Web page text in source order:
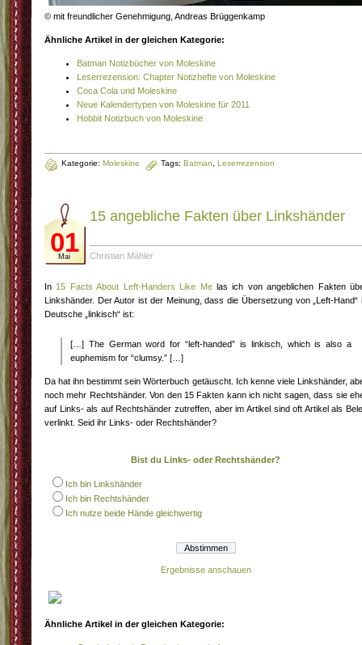
© mit freundlicher Genehmigung, Andreas Brüggenkamp
Ähnliche Artikel in der gleichen Kategorie:
Batman Notizbücher von Moleskine
Leserrezension: Chapter Notizhefte von Moleskine
Coca Cola und Moleskine
Neue Kalendertypen von Moleskine für 2011
Hobbit Notizbuch von Moleskine
Kategorie: Moleskine Tags: Batman Leserrezension
01
Mai
15 angebliche Fakten über Linkshänder
Christian Mähler
In 15 Facts About Left-Handers Like Melas ich von angeblichen Fakten
Linkshänder. Der Autor ist der Meinung, dass die Übersetzung von „Left-Hand“
Deutsche „linkisch“ ist:
[…] The German word for “left-handed” is linkisch, which is also a
euphemism for “clumsy.” […]
Da hat ihn bestimmt sein Wörterbuch getäuscht. Ich kenne viele Linkshänder,
noch mehr Rechtshänder. Von den 15 Fakten kann ich nicht sagen, dass sie
auf Links- als auf Rechtshänder zutreffen, aber im Artikel sind oft Artikel als
verlinkt. Seid ihr Links- oder Rechtshänder?
Bist du Links- oder Rechtshänder?
Ich bin Linkshänder
Ich bin Rechtshänder
Ich nutze beide Hände gleichwertig
Ergebnisse anschauen
Ähnliche Artikel in der gleichen Kategorie: